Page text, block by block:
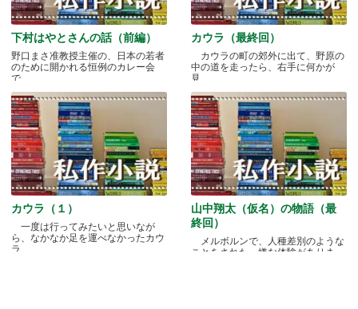
下村はやとさんの話（前編）
野口まさ准教授主催の、日本の若者
のために開かれる恒例のカレー会
で.....
カウラ（最終回）
カウラの町の郊外に出て、野原の
中の道を走ったら、右手に何かが
見.....
カウラ（１）
一度は行ってみたいと思いなが
ら、なかなか足を運べなかったカウ
ラ.....
山中翔太（仮名）の物語（最
終回）
メルボルンで、人種差別のような
ことをされた、嫌な体験がありま